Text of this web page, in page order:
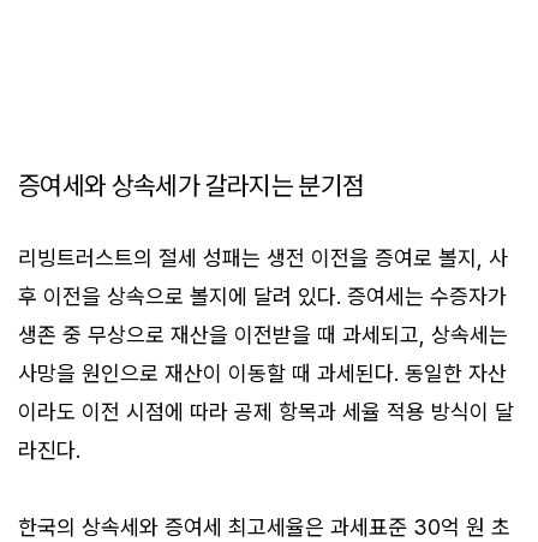
증여세와 상속세가 갈라지는 분기점
리빙트러스트의 절세 성패는 생전 이전을 증여로 볼지, 사
후 이전을 상속으로 볼지에 달려 있다. 증여세는 수증자가
생존 중 무상으로 재산을 이전받을 때 과세되고, 상속세는
사망을 원인으로 재산이 이동할 때 과세된다. 동일한 자산
이라도 이전 시점에 따라 공제 항목과 세율 적용 방식이 달
라진다.
한국의 상속세와 증여세 최고세율은 과세표준 30억 원 초